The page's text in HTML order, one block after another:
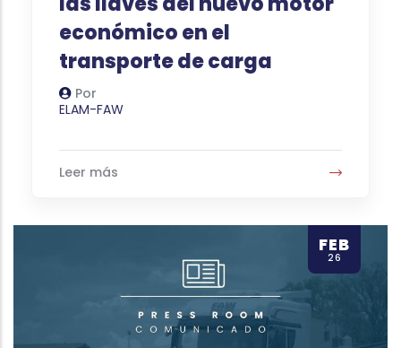
económico en el
transporte de carga
Por
Autor
ELAM-FAW
Leer más
FEB
26